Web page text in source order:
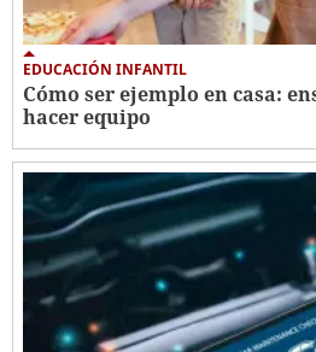
EDUCACIÓN INFANTIL
Cómo ser ejemplo en casa:
hacer equipo